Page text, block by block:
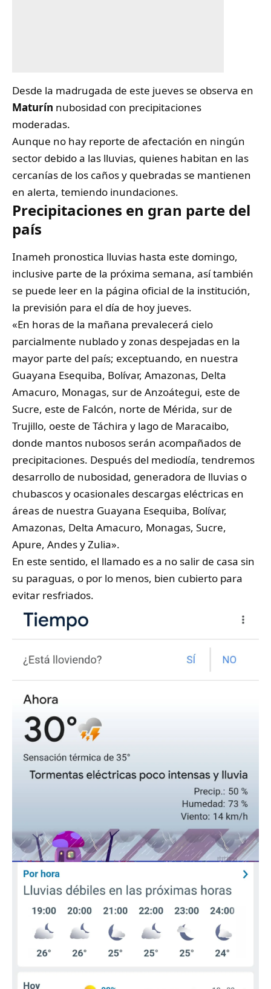
Desde la madrugada de este jueves se observa en
Maturín nubosidad con precipitaciones
moderadas.
Aunque no hay reporte de afectación en ningún
sector debido a las lluvias, quienes habitan en las
cercanías de los caños y quebradas se mantienen
en alerta, temiendo inundaciones.
Precipitaciones en gran parte del
país
Inameh pronostica lluvias hasta este domingo,
inclusive parte de la próxima semana, así también
se puede leer en la página oficial de la institución,
la previsión para el día de hoy jueves.
«En horas de la mañana prevalecerá cielo
parcialmente nublado y zonas despejadas en la
mayor parte del país; exceptuando, en nuestra
Guayana Esequiba, Bolívar, Amazonas, Delta
Amacuro, Monagas, sur de Anzoátegui, este de
Sucre, este de Falcón, norte de Mérida, sur de
Trujillo, oeste de Táchira y lago de Maracaibo,
donde mantos nubosos serán acompañados de
precipitaciones. Después del mediodía, tendremos
desarrollo de nubosidad, generadora de lluvias o
chubascos y ocasionales descargas eléctricas en
áreas de nuestra Guayana Esequiba, Bolívar,
Amazonas, Delta Amacuro, Monagas, Sucre,
Apure, Andes y Zulia».
En este sentido, el llamado es a no salir de casa sin
su paraguas, o por lo menos, bien cubierto para
evitar resfriados.